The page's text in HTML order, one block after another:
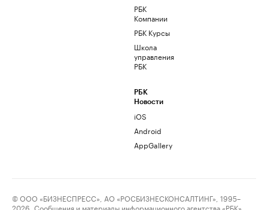
РБК
Компании
РБК Курсы
Школа
управления
РБК
РБК
Новости
iOS
Android
AppGallery
© ООО «БИЗНЕСПРЕСС», АО «РОСБИЗНЕСКОНСАЛТИНГ», 1995–
2026. Сообщения и материалы информационного агентства «РБК»